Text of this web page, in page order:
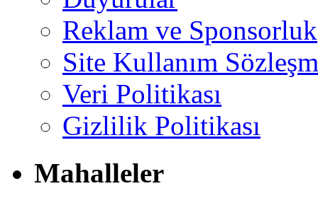
Reklam ve Sponsorluk
Site Kullanım
Veri Politikası
Gizlilik Politikası
Mahalleler